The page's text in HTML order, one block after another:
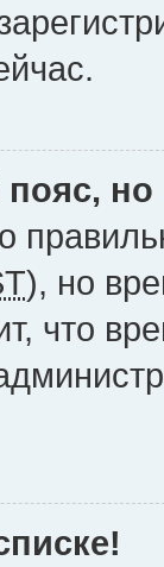
), но
что